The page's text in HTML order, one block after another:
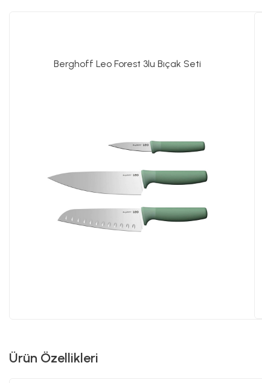
Berghoff Leo Forest 3lu Bıçak Seti
Ürün Özellikleri